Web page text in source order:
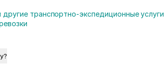
другие транспортно-экспедиционные услуги